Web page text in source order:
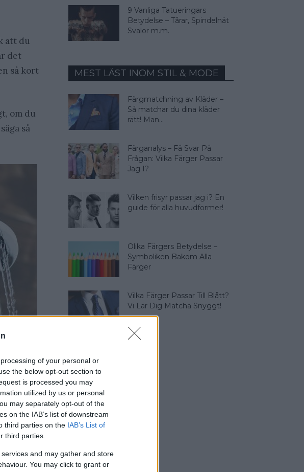
of your personal or
the below opt-out section to
is processed you may
utilized by us or personal
may separately opt-out of the
on the IAB’s list of downstream
third parties on the IAB’s List of
third parties.
and may gather and store
You may click to grant or
att du
det
så kort
om du
så
vattnet
lukta
9 Vanliga Tatueringars
Betydelse – Tårar, Spindelnät
Svalor m.m.
MEST LÄST INOM STIL & MODE
Färgmatchning av Kläder –
Så matchar du dina kläder
rätt! Man...
Färganalys – Få Svar På
Frågan: Vilka Färger Passar
Jag I?
Vilken frisyr passar jag i? En
guide för alla huvudformer!
Olika Färgers Betydelse –
Symboliken Bakom Alla
Färger
Vilka Färger Passar Till Blått?
Vi Lär Dig Matcha Snyggt!